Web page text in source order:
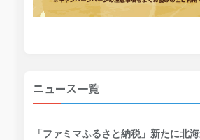
ニュース一覧
「ファミマふるさと納税」新たに北